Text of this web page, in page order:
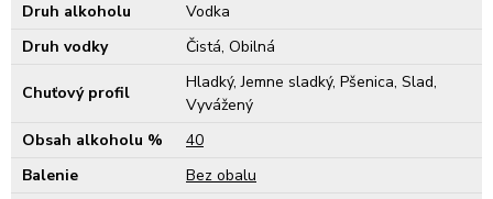
Druh alkoholu
Vodka
Druh vodky
Čistá, Obilná
Chuťový profil
Hladký, Jemne sladký, Pšenica, Slad,
Vyvážený
Obsah alkoholu %
40
Balenie
Bez obalu